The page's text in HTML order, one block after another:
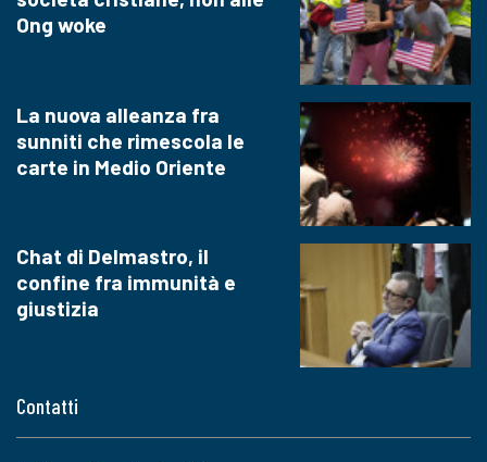
Contatti
Ong woke
La nuova alleanza fra
sunniti che rimescola le
carte in Medio Oriente
Chat di Delmastro, il
confine fra immunità e
giustizia